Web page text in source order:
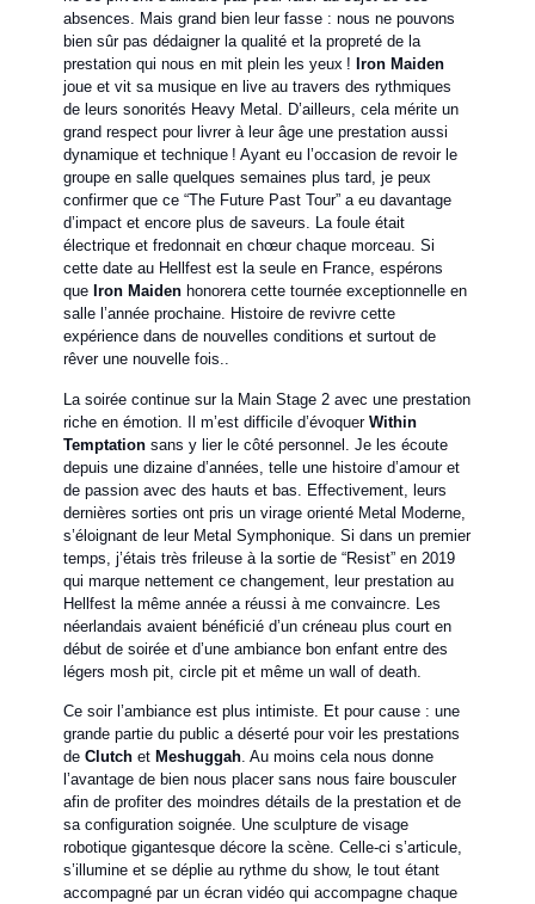
absences. Mais grand bien leur fasse : nous ne pouvons
bien sûr pas dédaigner la qualité et la propreté de la
prestation qui nous en mit plein les yeux ! Iron Maiden
joue et vit sa musique en live au travers des rythmiques
de leurs sonorités Heavy Metal. D’ailleurs, cela mérite un
grand respect pour livrer à leur âge une prestation aussi
dynamique et technique ! Ayant eu l’occasion de revoir le
groupe en salle quelques semaines plus tard, je peux
confirmer que ce “The Future Past Tour” a eu davantage
d’impact et encore plus de saveurs. La foule était
électrique et fredonnait en chœur chaque morceau. Si
cette date au Hellfest est la seule en France, espérons
que Iron Maidenhonorera cette tournée exceptionnelle en
salle l’année prochaine. Histoire de revivre cette
expérience dans de nouvelles conditions et surtout de
rêver une nouvelle fois..
La soirée continue sur la Main Stage 2 avec une prestation
riche en émotion. Il m’est difficile d’évoquer Within
Temptationsans y lier le côté personnel. Je les écoute
depuis une dizaine d’années, telle une histoire d’amour et
de passion avec des hauts et bas. Effectivement, leurs
dernières sorties ont pris un virage orienté Metal Moderne,
s’éloignant de leur Metal Symphonique. Si dans un premier
temps, j’étais très frileuse à la sortie de “Resist” en 2019
qui marque nettement ce changement, leur prestation au
Hellfest la même année a réussi à me convaincre. Les
néerlandais avaient bénéficié d’un créneau plus court en
début de soirée et d’une ambiance bon enfant entre des
légers mosh pit, circle pit et même un wall of death.
Ce soir l’ambiance est plus intimiste. Et pour cause : une
grande partie du public a déserté pour voir les prestations
de Clutchet Meshuggah. Au moins cela nous donne
l’avantage de bien nous placer sans nous faire bousculer
afin de profiter des moindres détails de la prestation et de
sa configuration soignée. Une sculpture de visage
robotique gigantesque décore la scène. Celle-ci s’articule,
s’illumine et se déplie au rythme du show, le tout étant
accompagné par un écran vidéo qui accompagne chaque